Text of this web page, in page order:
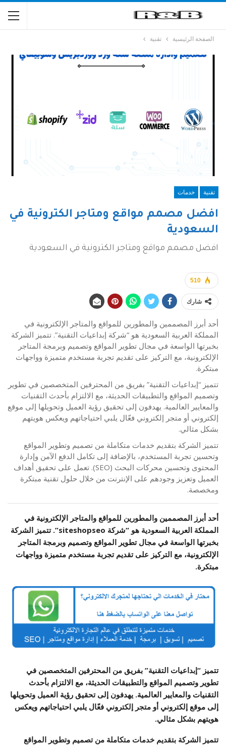
الصفحة الرئيسية تقنية
تقنية خدمات
افضل مصمم مواقع ومتاجر الكترونية في
السعودية
افضل مصمم مواقع ومتاجر الكترونية في السعودية
510
شارك
أحد أبرز المصممين والمطورين للمواقع والمتاجر الإلكترونية في
المملكة العربية السعودية هو “شركة إبداعيات التقنية”. تتميز الشركة
بخبرتها الواسعة في مجال تطوير المواقع وتصميم وبرمجة المتاجر
الإلكترونية، مع التركيز على تقديم تجربة مستخدم متميزة وواجهات
مبتكرة.
تتميز “إبداعيات التقنية” بفريق من المحترفين المتخصصين في تطوير
وتصميم المواقع والتطبيقات الحديثة، مع الالتزام بأحدث التقنيات
والمعايير العالمية. يهدفون إلى تحقيق رؤية العميل وتحويلها إلى موقع
إلكتروني أو متجر إلكتروني فعّال يلبي احتياجاتهم ويعكس هويتهم
بشكل مثالي.
تتميز الشركة بتقديم خدمات متكاملة من تصميم وتطوير المواقع
وتحسين تجربة المستخدم، بالإضافة إلى تكامل الدفع الآمن وإدارة
المحتوى وتحسين محركات البحث (SEO). تعمل على تحقيق أهداف
العميل وتعزيز وجودهم على الإنترنت من خلال حلول تقنية مبتكرة
ومخصصة.
أحد أبرز المصممين والمطورين للمواقع والمتاجر الإلكترونية في
المملكة العربية السعودية هو “شركة siteshopseo”. تتميز الشركة
بخبرتها الواسعة في مجال تطوير المواقع وتصميم وبرمجة المتاجر
الإلكترونية، مع التركيز على تقديم تجربة مستخدم متميزة وواجهات
مبتكرة.
تتميز “إبداعيات التقنية” بفريق من المحترفين المتخصصين في
تطوير وتصميم المواقع والتطبيقات الحديثة، مع الالتزام بأحدث
التقنيات والمعايير العالمية. يهدفون إلى تحقيق رؤية العميل وتحويلها
إلى موقع إلكتروني أو متجر إلكتروني فعّال يلبي احتياجاتهم ويعكس
هويتهم بشكل مثالي.
تتميز الشركة بتقديم خدمات متكاملة من تصميم وتطوير المواقع